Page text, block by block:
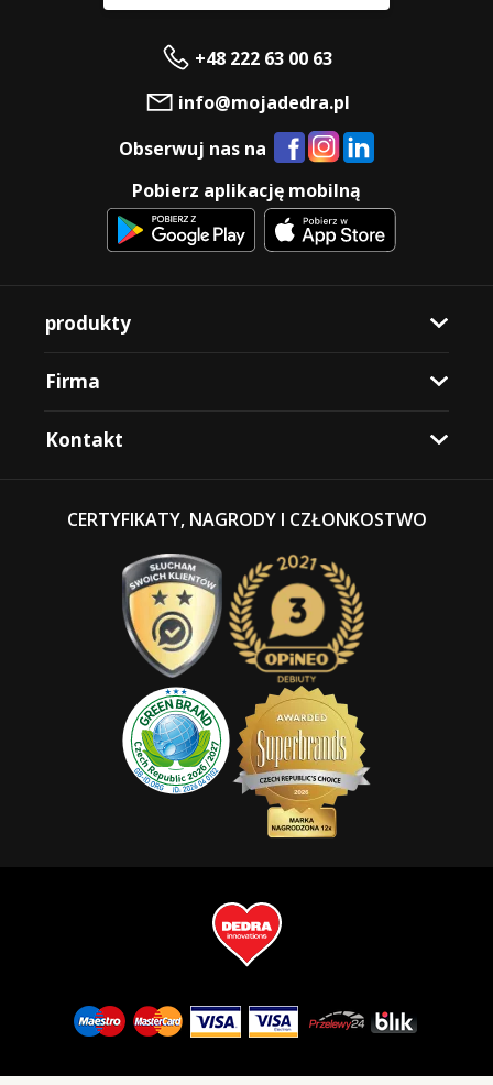
+48 222 63 00 63
info@mojadedra.pl
Obserwuj nas na
Pobierz aplikację mobilną
produkty
Firma
Kontakt
CERTYFIKATY, NAGRODY I CZŁONKOSTWO